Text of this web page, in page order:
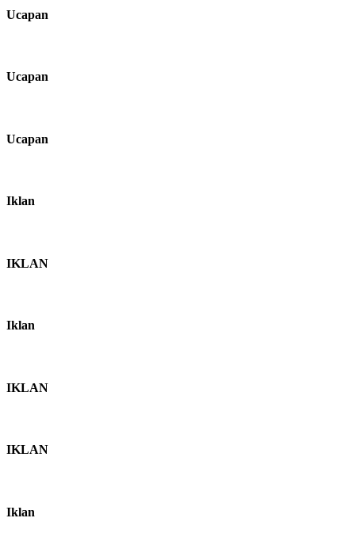
Ucapan
Ucapan
Ucapan
Iklan
IKLAN
Iklan
IKLAN
IKLAN
Iklan